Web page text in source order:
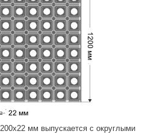
мм выпускается с округлыми